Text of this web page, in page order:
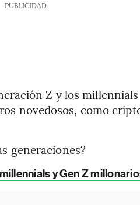
PUBLICIDAD
Z y los
novedosos, como
generaciones?
y Gen Z